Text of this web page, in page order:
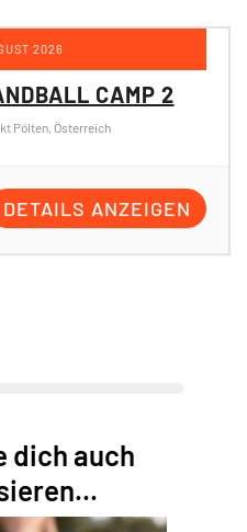
dich auch